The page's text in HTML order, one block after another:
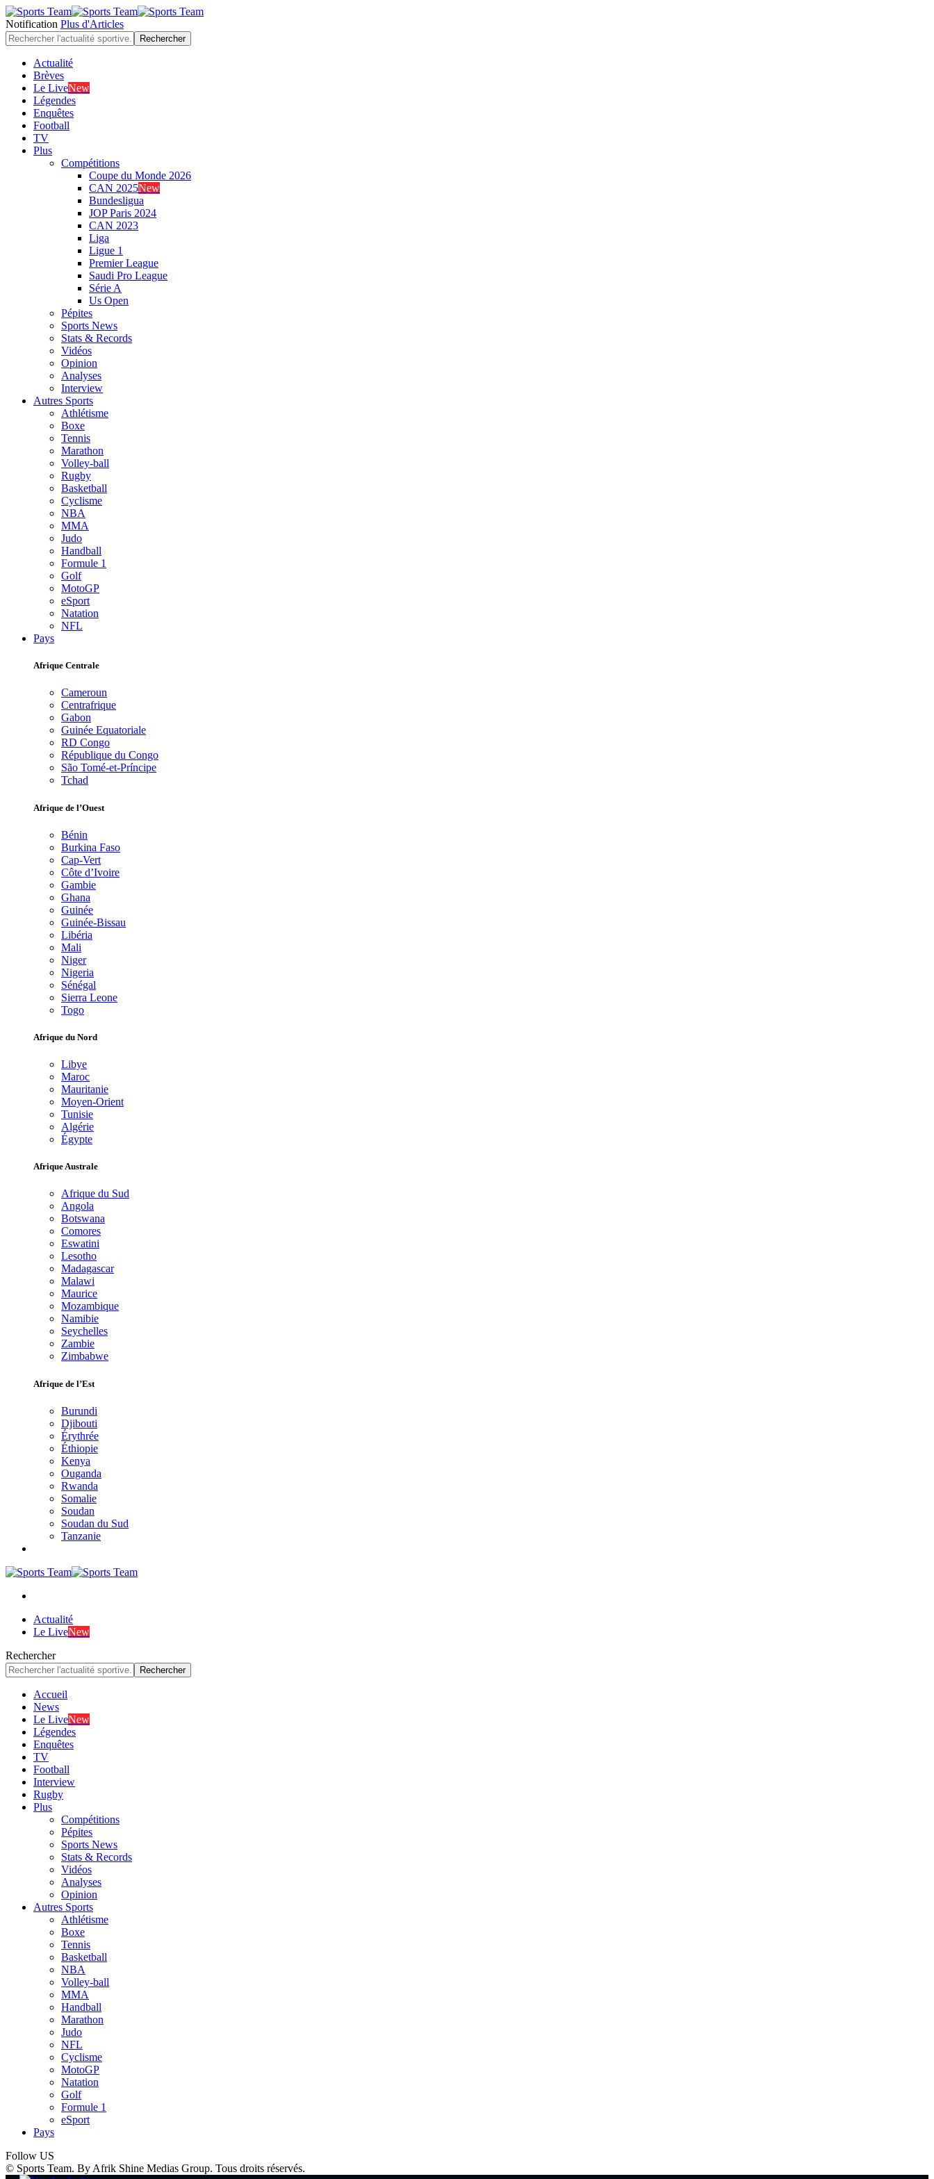
Notification Plus d'Articles
Actualité
Brèves
Le LiveNew
Légendes
Enquêtes
Football
TV
Plus
Compétitions
Coupe du Monde 2026
CAN 2025New
Bundesligua
JOP Paris 2024
CAN 2023
Liga
Ligue 1
Premier League
Saudi Pro League
Série A
Us Open
Pépites
Sports News
Stats & Records
Vidéos
Opinion
Analyses
Interview
Autres Sports
Athlétisme
Boxe
Tennis
Marathon
Volley-ball
Rugby
Basketball
Cyclisme
NBA
MMA
Judo
Handball
Formule 1
Golf
MotoGP
eSport
Natation
NFL
Pays
Afrique Centrale
Cameroun
Centrafrique
Gabon
Guinée Equatoriale
RD Congo
République du Congo
São Tomé-et-Príncipe
Tchad
Afrique de l’Ouest
Bénin
Burkina Faso
Cap-Vert
Côte d’Ivoire
Gambie
Ghana
Guinée
Guinée-Bissau
Libéria
Mali
Niger
Nigeria
Sénégal
Sierra Leone
Togo
Afrique du Nord
Libye
Maroc
Mauritanie
Moyen-Orient
Tunisie
Algérie
Égypte
Afrique Australe
Afrique du Sud
Angola
Botswana
Comores
Eswatini
Lesotho
Madagascar
Malawi
Maurice
Mozambique
Namibie
Seychelles
Zambie
Zimbabwe
Afrique de l’Est
Burundi
Djibouti
Érythrée
Éthiopie
Kenya
Ouganda
Rwanda
Somalie
Soudan
Soudan du Sud
Tanzanie
Actualité
Le LiveNew
Rechercher
Accueil
News
Le LiveNew
Légendes
Enquêtes
TV
Football
Interview
Rugby
Plus
Compétitions
Pépites
Sports News
Stats & Records
Vidéos
Analyses
Opinion
Autres Sports
Athlétisme
Boxe
Tennis
Basketball
NBA
Volley-ball
MMA
Handball
Marathon
Judo
NFL
Cyclisme
MotoGP
Natation
Golf
Formule 1
eSport
Pays
Follow US
© Sports Team. By Afrik Shine Medias Group. Tous droits réservés.